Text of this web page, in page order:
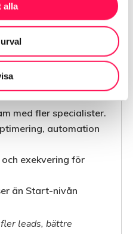
alla
med fler specialister.
automation
exekvering för
än Start-nivån
leads, bättre